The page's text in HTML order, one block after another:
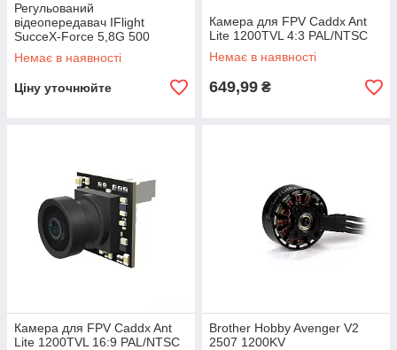
Регульований
відеопередавач IFlight
SucceX-Force 5,8G 500
МВт/80
Немає в наявності
Ціну уточнюйте
Камера для FPV Caddx Ant
Lite 1200TVL 4:3 PAL/NTSC
Немає в наявності
649,99 ₴
Камера для FPV Caddx Ant
Lite 1200TVL 16:9 PAL/NTSC
Brother Hobby Avenger V2
2507 1200KV